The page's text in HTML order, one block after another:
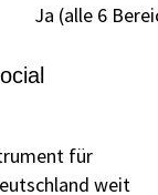
Ja (alle 6
für
weit